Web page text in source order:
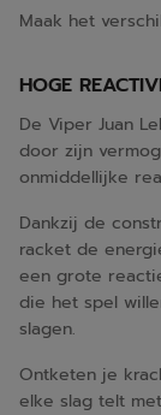
Maak het
HOGE
De Viper Juan
door zijn
onmiddellijke
Dankzij de
racket de
een grote
die het spel
slagen.
Ontketen je
elke slag telt